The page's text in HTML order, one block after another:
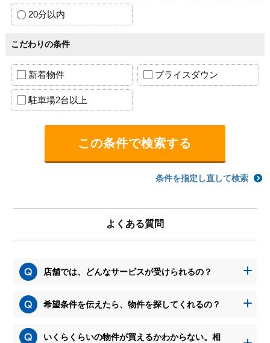
20分以内
こだわりの条件
新着物件 プライスダウン
駐車場2台以上
条件を指定し直して検索
よくある質問
店舗では、どんなサービスが受けられるの？
希望条件を伝えたら、物件を探してくれるの？
いくらくらいの物件が買えるかわからない。相